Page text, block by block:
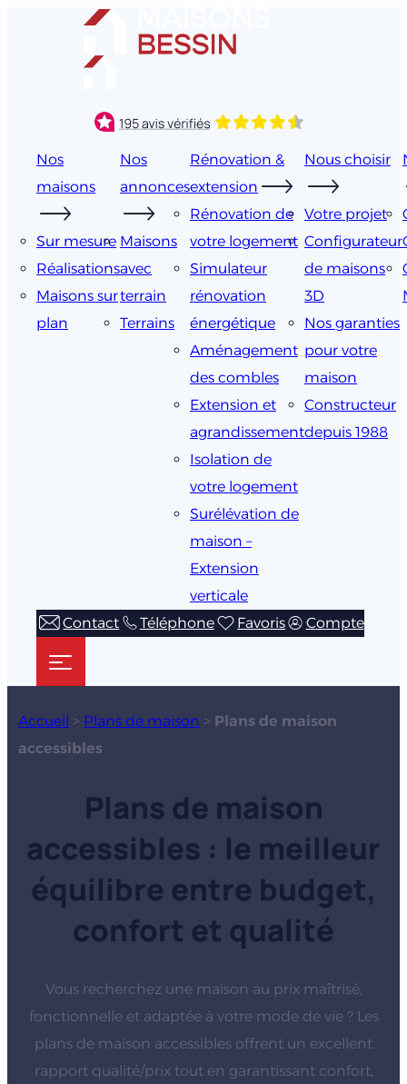
Nos
maisons
Sur mesure
Réalisations
Maisons sur
plan
Nos
annonces
Maisons
avec
terrain
Terrains
Rénovation &
extension
Rénovation de
votre logement
Simulateur
rénovation
énergétique
Aménagement
des combles
Extension et
agrandissement
Isolation de
votre logement
Surélévation de
maison –
Extension
verticale
Nous choisir
Votre projet
Configurateur
de maisons
3D
Nos garanties
pour votre
maison
Constructeur
depuis 1988
Contact Téléphone Favoris Compte
Accueil > Plans de maison > Plans de maison
accessibles
Plans de maison
accessibles : le meilleur
équilibre entre budget,
confort et qualité
Vous recherchez une maison au prix maîtrisé,
fonctionnelle et adaptée à votre mode de vie ? Les
plans de maison accessibles offrent un excellent
rapport qualité/prix tout en garantissant confort,